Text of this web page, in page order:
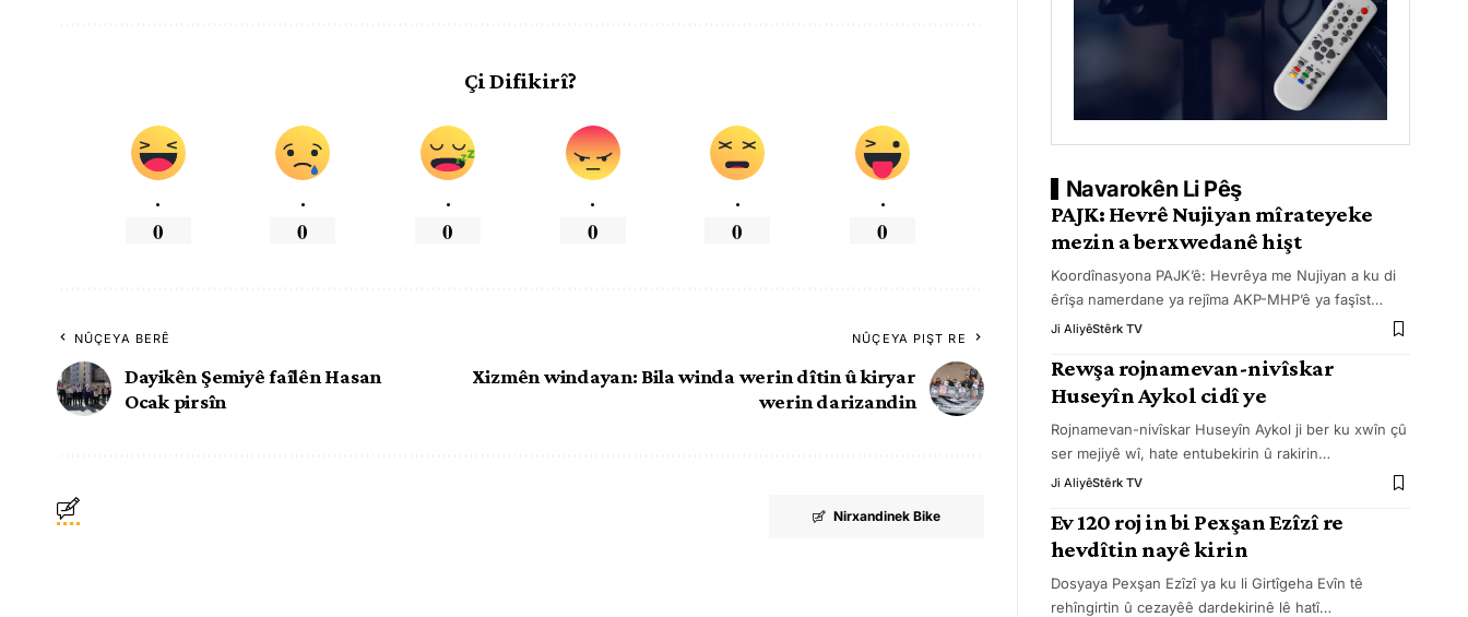
Çi Difikirî?
.
0
.
0
.
0
.
0
.
0
.
0
NÛÇEYA BERÊ
Dayikên Şemiyê faîlên Hasan
Ocak pirsîn
NÛÇEYA PIŞT RE
Xizmên windayan: Bila winda werin dîtin û kiryar
werin darizandin
Nirxandinek Bike
Navarokên Li Pêş
PAJK: Hevrê Nujiyan mîrateyeke
mezin a berxwedanê hişt
Koordînasyona PAJK’ê: Hevrêya me Nujiyan a ku di
êrîşa namerdane ya rejîma AKP-MHP’ê ya faşîst…
Ji AliyêStêrk TV
Rewşa rojnamevan-nivîskar
Huseyîn Aykol cidî ye
Rojnamevan-nivîskar Huseyîn Aykol ji ber ku xwîn çû
ser mejiyê wî, hate entubekirin û rakirin…
Ji AliyêStêrk TV
Ev 120 roj in bi Pexşan Ezîzî re
hevdîtin nayê kirin
Dosyaya Pexşan Ezîzî ya ku li Girtîgeha Evîn tê
rehîngirtin û cezayêê dardekirinê lê hatî…